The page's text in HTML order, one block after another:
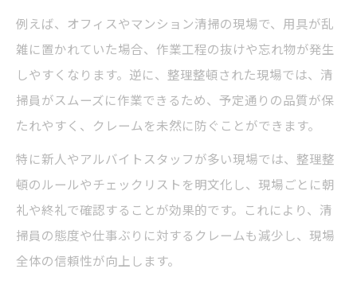
例えば、オフィスやマンション清掃の現場で、用具が乱
雑に置かれていた場合、作業工程の抜けや忘れ物が発生
しやすくなります。逆に、整理整頓された現場では、清
掃員がスムーズに作業できるため、予定通りの品質が保
たれやすく、クレームを未然に防ぐことができます。
特に新人やアルバイトスタッフが多い現場では、整理整
頓のルールやチェックリストを明文化し、現場ごとに朝
礼や終礼で確認することが効果的です。これにより、清
掃員の態度や仕事ぶりに対するクレームも減少し、現場
全体の信頼性が向上します。